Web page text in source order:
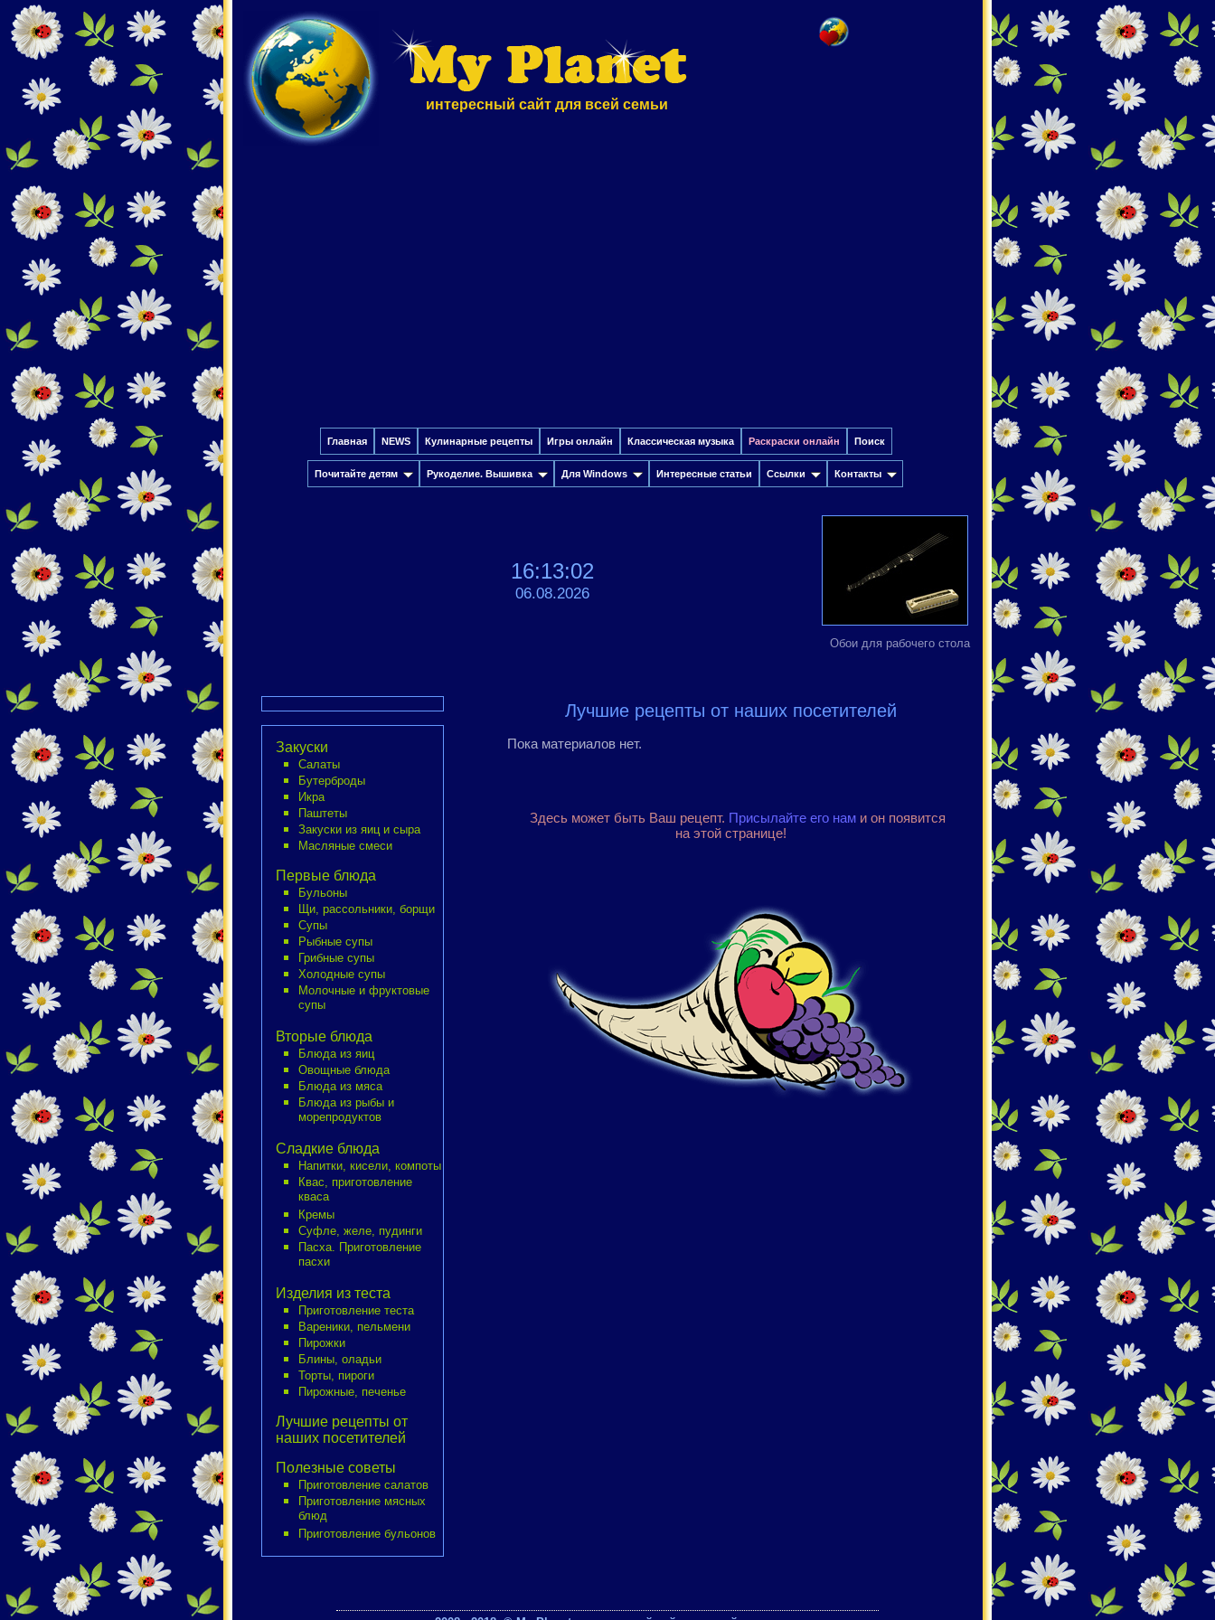
интересный сайт для всей семьи
Главная NEWS Кулинарные рецепты Игры онлайн Классическая музыка Раскраски онлайн Поиск
Почитайте детям Рукоделие. Вышивка Для Windows Интересные cтатьи Ссылки Контакты
16:13:02
06.08.2026
Обои для рабочего стола
Закуски
Салаты
Бутерброды
Икра
Паштеты
Закуски из яиц и сыра
Масляные смеси
Первые блюда
Бульоны
Щи, рассольники, борщи
Супы
Рыбные супы
Грибные супы
Холодные супы
Молочные и фруктовые
супы
Вторые блюда
Блюда из яиц
Овощные блюда
Блюда из мяса
Блюда из рыбы и
морепродуктов
Сладкие блюда
Напитки, кисели, компоты
Квас, приготовление
кваса
Кремы
Суфле, желе, пудинги
Пасха. Приготовление
пасхи
Изделия из теста
Приготовление теста
Вареники, пельмени
Пирожки
Блины, оладьи
Торты, пироги
Пирожные, печенье
Лучшие рецепты от
наших посетителей
Полезные советы
Приготовление салатов
Приготовление мясных
блюд
Приготовление бульонов
Лучшие рецепты от наших посетителей
Пока материалов нет.
Здесь может быть Ваш рецепт. Присылайте его нами он появится
на этой странице!